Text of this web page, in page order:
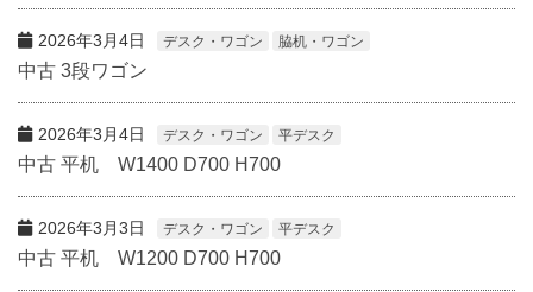
2026年3月4日 デスク・ワゴン 脇机・ワゴン
中古 3段ワゴン
2026年3月4日 デスク・ワゴン 平デスク
中古 平机 W1400 D700 H700
2026年3月3日 デスク・ワゴン 平デスク
中古 平机 W1200 D700 H700